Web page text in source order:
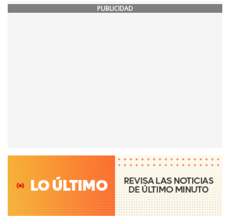
PUBLICIDAD